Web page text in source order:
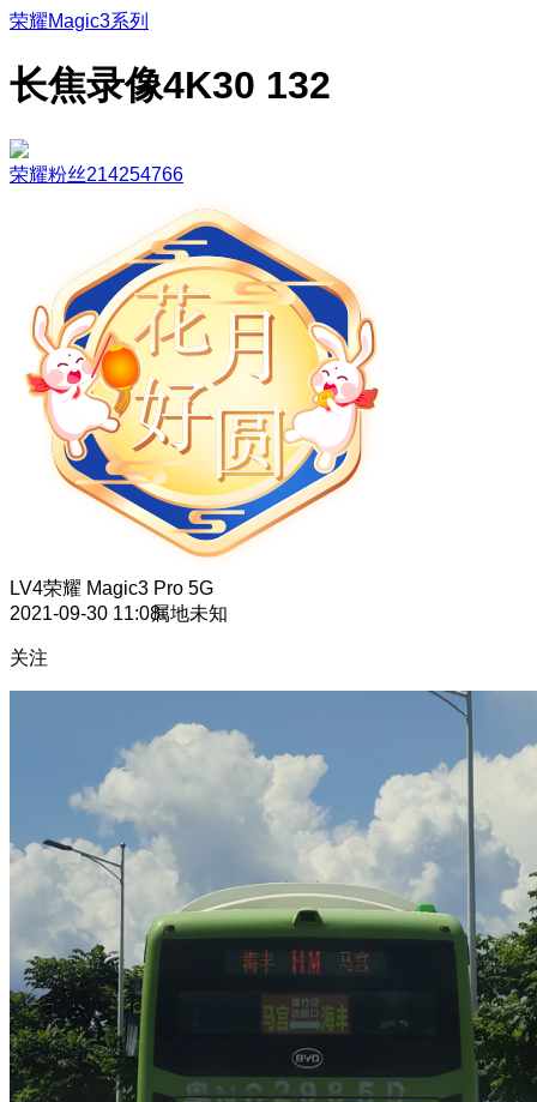
荣耀Magic3系列
长焦录像4K30 132
荣耀粉丝214254766
LV4荣耀 Magic3 Pro 5G
2021-09-30 11:08属地未知
关注